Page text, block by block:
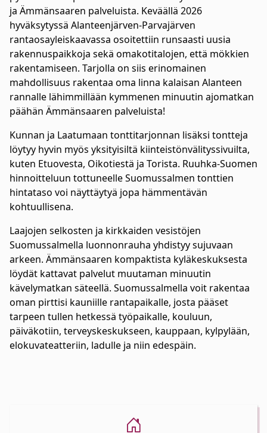
ja Ämmänsaaren palveluista. Keväällä 2026
hyväksytyssä Alanteenjärven-Parvajärven
rantaosayleiskaavassa osoitettiin runsaasti uusia
rakennuspaikkoja sekä omakotitalojen, että mökkien
rakentamiseen. Tarjolla on siis erinomainen
mahdollisuus rakentaa oma linna kalaisan Alanteen
rannalle lähimmillään kymmenen minuutin ajomatkan
päähän Ämmänsaaren palveluista!
Kunnan ja Laatumaan tonttitarjonnan lisäksi tontteja
löytyy hyvin myös yksityisiltä kiinteistönvälityssivuilta,
kuten Etuovesta, Oikotiestä ja Torista. Ruuhka-Suomen
hinnoitteluun tottuneelle Suomussalmen tonttien
hintataso voi näyttäytyä jopa hämmentävän
kohtuullisena.
Laajojen selkosten ja kirkkaiden vesistöjen
Suomussalmella luonnonrauha yhdistyy sujuvaan
arkeen. Ämmänsaaren kompaktista kyläkeskuksesta
löydät kattavat palvelut muutaman minuutin
kävelymatkan säteellä. Suomussalmella voit rakentaa
oman pirttisi kauniille rantapaikalle, josta pääset
tarpeen tullen hetkessä työpaikalle, kouluun,
päiväkotiin, terveyskeskukseen, kauppaan, kylpylään,
elokuvateatteriin, ladulle ja niin edespäin.